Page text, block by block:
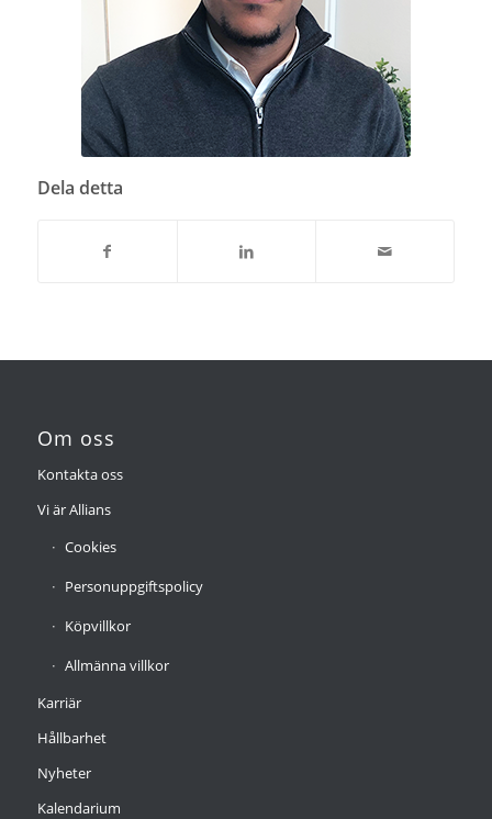
Dela detta
Om oss
Kontakta oss
Vi är Allians
Cookies
Personuppgiftspolicy
Köpvillkor
Allmänna villkor
Karriär
Hållbarhet
Nyheter
Kalendarium